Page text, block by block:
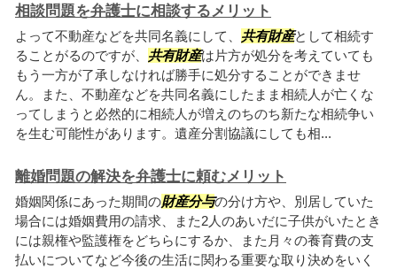
相談問題を弁護士に相談するメリット
よって不動産などを共同名義にして、 共有財産として相続す
ることがるのですが、 共有財産は片方が処分を考えていても
もう一方が了承しなければ勝手に処分することができませ
ん。また、不動産などを共同名義にしたまま相続人が亡くな
ってしまうと必然的に相続人が増えのちのち新たな相続争い
を生む可能性があります。遺産分割協議にしても相...
離婚問題の解決を弁護士に頼むメリット
婚姻関係にあった期間の財産分与の分け方や、別居していた
場合には婚姻費用の請求、また2人のあいだに子供がいたとき
には親権や監護権をどちらにするか、また月々の養育費の支
払いについてなど今後の生活に関わる重要な取り決めをいく